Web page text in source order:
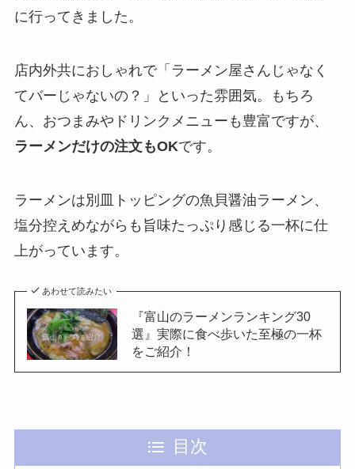
に行ってきました。
店内外共におしゃれで「ラーメン屋さんじゃなく
てバーじゃないの？」といった雰囲気。もちろ
ん、おつまみやドリンクメニューも豊富ですが、
ラーメンだけの注文もOKです。
ラーメンは別皿トッピングの魚貝醤油ラーメン、
塩分控えめながらも旨味たっぷり感じる一杯に仕
上がっています。
あわせて読みたい
『富山のラーメンランキング30
選』実際に食べ歩いた至極の一杯
をご紹介！
目次